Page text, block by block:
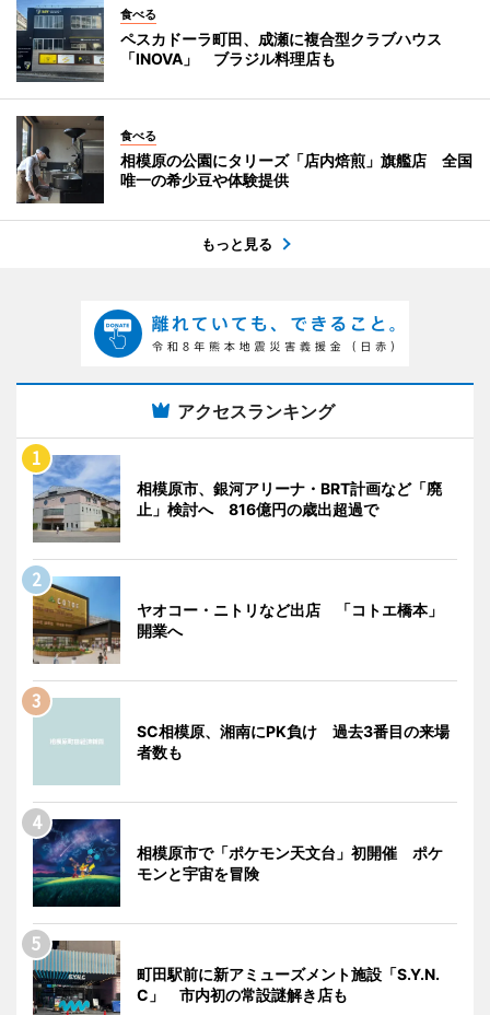
食べる
ペスカドーラ町田、成瀬に複合型クラブハウス
「INOVA」 ブラジル料理店も
食べる
相模原の公園にタリーズ「店内焙煎」旗艦店 全国
唯一の希少豆や体験提供
もっと見る
アクセスランキング
相模原市、銀河アリーナ・BRT計画など「廃
止」検討へ 816億円の歳出超過で
ヤオコー・ニトリなど出店 「コトエ橋本」
開業へ
SC相模原、湘南にPK負け 過去3番目の来場
者数も
相模原市で「ポケモン天文台」初開催 ポケ
モンと宇宙を冒険
町田駅前に新アミューズメント施設「S.Y.N.
C」 市内初の常設謎解き店も